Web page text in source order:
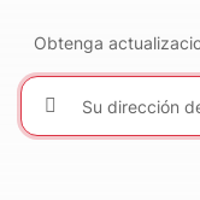
Obtenga